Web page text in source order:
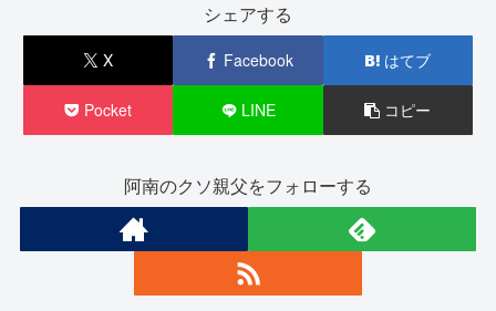
シェアする
X Facebook はてブ
Pocket LINE コピー
阿南のクソ親父をフォローする